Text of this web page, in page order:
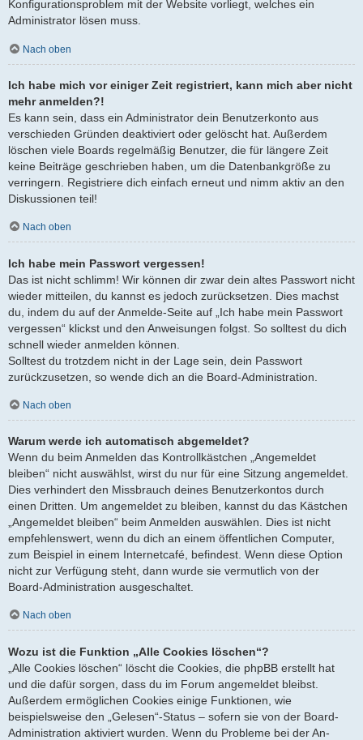
Konfigurationsproblem mit der Website vorliegt, welches ein
Administrator lösen muss.
Nach oben
Ich habe mich vor einiger Zeit registriert, kann mich aber nicht
mehr anmelden?!
Es kann sein, dass ein Administrator dein Benutzerkonto aus
verschieden Gründen deaktiviert oder gelöscht hat. Außerdem
löschen viele Boards regelmäßig Benutzer, die für längere Zeit
keine Beiträge geschrieben haben, um die Datenbankgröße zu
verringern. Registriere dich einfach erneut und nimm aktiv an den
Diskussionen teil!
Nach oben
Ich habe mein Passwort vergessen!
Das ist nicht schlimm! Wir können dir zwar dein altes Passwort nicht
wieder mitteilen, du kannst es jedoch zurücksetzen. Dies machst
du, indem du auf der Anmelde-Seite auf „Ich habe mein Passwort
vergessen“ klickst und den Anweisungen folgst. So solltest du dich
schnell wieder anmelden können.
Solltest du trotzdem nicht in der Lage sein, dein Passwort
zurückzusetzen, so wende dich an die Board-Administration.
Nach oben
Warum werde ich automatisch abgemeldet?
Wenn du beim Anmelden das Kontrollkästchen „Angemeldet
bleiben“ nicht auswählst, wirst du nur für eine Sitzung angemeldet.
Dies verhindert den Missbrauch deines Benutzerkontos durch
einen Dritten. Um angemeldet zu bleiben, kannst du das Kästchen
„Angemeldet bleiben“ beim Anmelden auswählen. Dies ist nicht
empfehlenswert, wenn du dich an einem öffentlichen Computer,
zum Beispiel in einem Internetcafé, befindest. Wenn diese Option
nicht zur Verfügung steht, dann wurde sie vermutlich von der
Board-Administration ausgeschaltet.
Nach oben
Wozu ist die Funktion „Alle Cookies löschen“?
„Alle Cookies löschen“ löscht die Cookies, die phpBB erstellt hat
und die dafür sorgen, dass du im Forum angemeldet bleibst.
Außerdem ermöglichen Cookies einige Funktionen, wie
beispielsweise den „Gelesen“-Status – sofern sie von der Board-
Administration aktiviert wurden. Wenn du Probleme bei der An-